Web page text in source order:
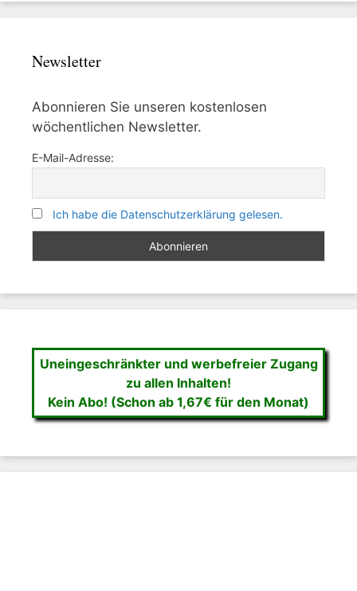
Newsletter
Abonnieren Sie unseren kostenlosen
wöchentlichen Newsletter.
E-Mail-Adresse:
Ich habe die Datenschutzerklärung gelesen.
Uneingeschränkter und werbefreier Zugang
zu allen Inhalten!
Kein Abo! (Schon ab 1,67€ für den Monat)